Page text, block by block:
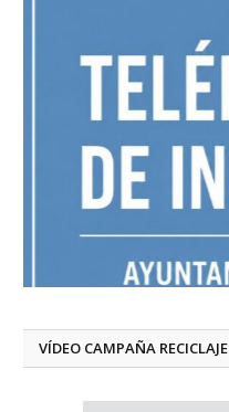
VÍDEO CAMPAÑA RECICLAJE